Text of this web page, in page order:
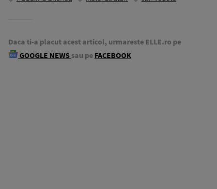
Daca ti-a placut acest articol, urmareste ELLE.ro pe
GOOGLE NEWS sau pe FACEBOOK